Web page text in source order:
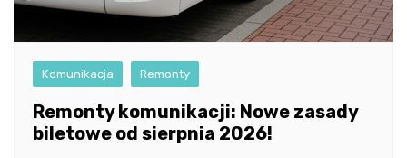
Komunikacja Remonty
Remonty komunikacji: Nowe zasady
biletowe od sierpnia 2026!